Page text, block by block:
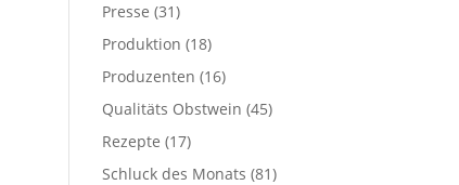
Presse (31)
Produktion (18)
Produzenten (16)
Qualitäts Obstwein (45)
Rezepte (17)
Schluck des Monats (81)